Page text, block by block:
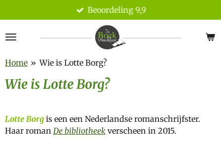
direct
naar
hoofdinhoud
Beoordeling 9,9
Home » Wie is Lotte Borg?
Wie is Lotte Borg?
Lotte Borg is een een Nederlandse romanschrijfster.
Haar roman De bibliotheek verscheen in 2015.